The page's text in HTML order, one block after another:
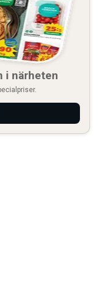
i närheten